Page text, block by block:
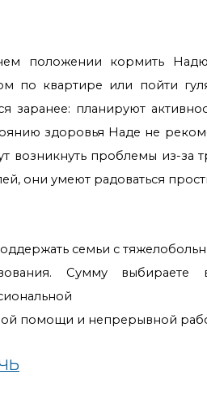
положении кормить
по квартире или пойти
заранее: планируют
здоровья Наде не
возникнуть проблемы из-за
они умеют радоваться
семьи с
Сумму
помощи и непрерывной